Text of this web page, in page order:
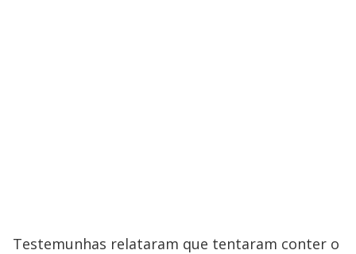
Testemunhas relataram que tentaram conter o